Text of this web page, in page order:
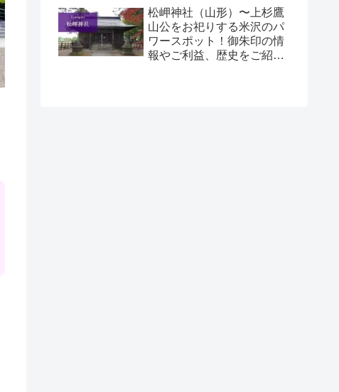
す！〜
松岬神社（山形）〜上杉鷹
山公をお祀りする米沢のパ
ワースポット！御朱印の情
報やご利益、歴史をご紹介